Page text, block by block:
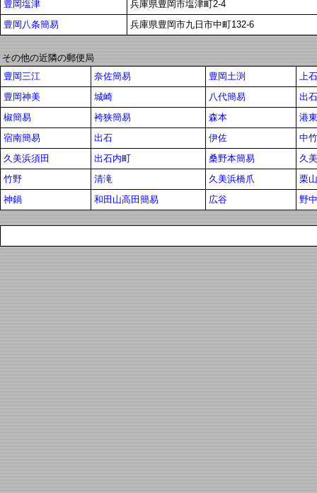
豊岡塩津
兵庫県豊岡市塩津町2-4
豊岡八条簡易
兵庫県豊岡市九日市中町132-6
その他の近隣の郵便局
豊岡三江
奈佐簡易 豊岡土渕
上
豊岡神美
城崎 八代簡易
出
椒簡易
袴狭簡易 森本
港
宿南簡易
出石 伊佐
中
久美浜須田
出石内町 桑野本簡易
久
竹野
清滝 久美浜橋爪
栗山
神鍋
和田山高田簡易 広谷 野中